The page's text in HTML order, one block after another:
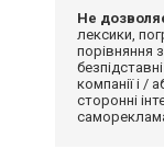
Не
лексики,
порівняння
компанії і /
сторонні